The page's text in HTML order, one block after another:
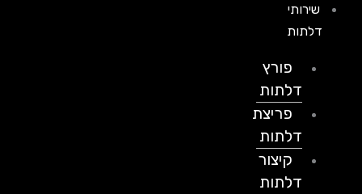
שירותי
דלתות
פורץ
דלתות
פריצת
דלתות
קיצור
דלתות